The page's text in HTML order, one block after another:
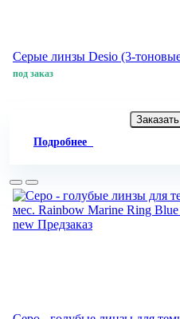
Серые линзы Desio (3-
под заказ
Подробнее
new Предзаказ